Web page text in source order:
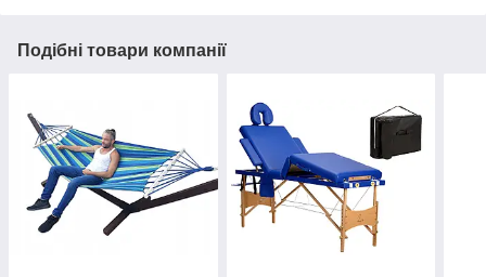
Подібні товари компанії